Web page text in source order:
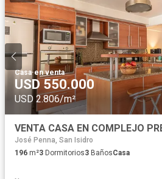
Casa·en venta
USD 550.000
USD 2.806/m²
José Penna, San Isidro
196 m²3 Dormitorios3 BañosCasa